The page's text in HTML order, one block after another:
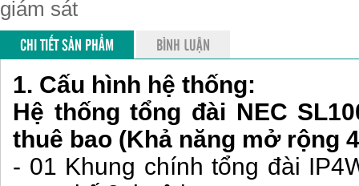
giám sát
CHI TIẾT SẢN PHẨM BÌNH LUẬN
1. Cấu hình hệ thống:
Hệ thống tổng đài NEC
thuê bao (Khả năng mở rộng
- 01 Khung chính tổng đài